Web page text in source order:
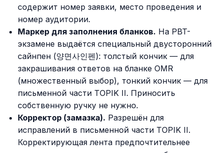
содержит номер заявки, место проведения и
номер аудитории.
Маркер для заполнения бланков. На PBT-
экзамене выдаётся специальный двусторонний
сайнпен (양면사인펜): толстый кончик — для
закрашивания ответов на бланке OMR
(множественный выбор), тонкий кончик — для
письменной части TOPIK II. Приносить
собственную ручку не нужно.
Корректор (замазка). Разрешён для
исправлений в письменной части TOPIK II.
Корректирующая лента предпочтительнее